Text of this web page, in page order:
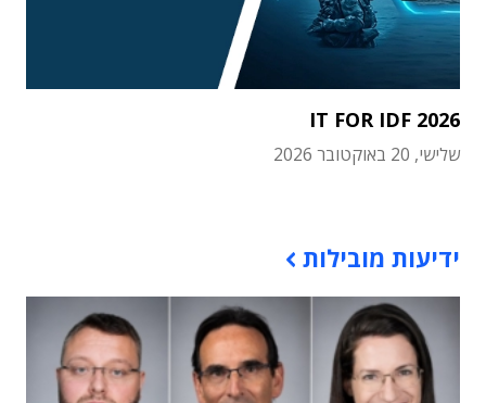
IT FOR IDF 2026
שלישי, 20 באוקטובר 2026
ידיעות מובילות